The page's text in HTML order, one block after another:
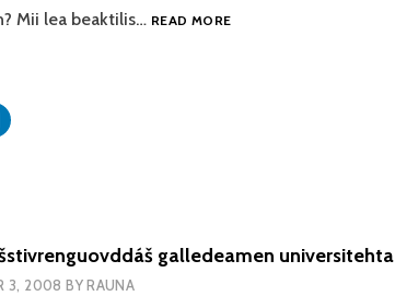
Mii lea beaktilis… READ MOREIEŠMEARRIDEAMI
galledeamen universitehta
3, 2008 BYRAUNA